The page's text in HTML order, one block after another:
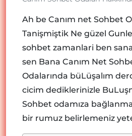
Ah be Canım net Sohbet
Tanişmiştik Ne güzel
sohbet zamanlari ben
sen Bana Canım Net
Odalarında büLüşalım
cicim dediklerinizle
Sohbet odamıza
bir rumuz belirlemeniz